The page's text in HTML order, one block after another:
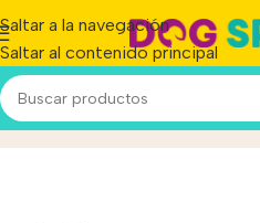
Saltar a la navegación
Saltar al contenido principal
7797453972772